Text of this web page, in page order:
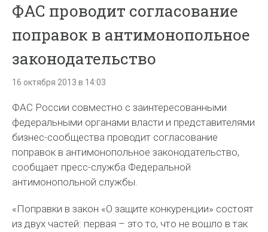
ФАС проводит согласование
поправок в антимонопольное
законодательство
16 октября 2013 в 14:03
ФАС России совместно с заинтересованными
федеральными органами власти и представителями
бизнес-сообщества проводит согласование
поправок в антимонопольное законодательство,
сообщает пресс-служба Федеральной
антимонопольной службы.
«Поправки в закон «О защите конкуренции» состоят
из двух частей: первая – это то, что не вошло в так